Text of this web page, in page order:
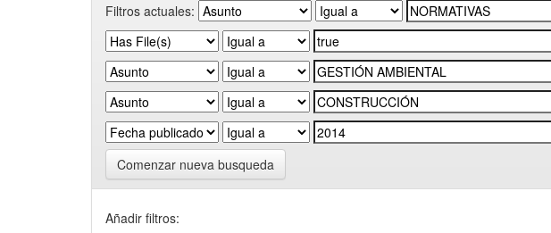
Filtros actuales:
Comenzar nueva busqueda
Añadir filtros: